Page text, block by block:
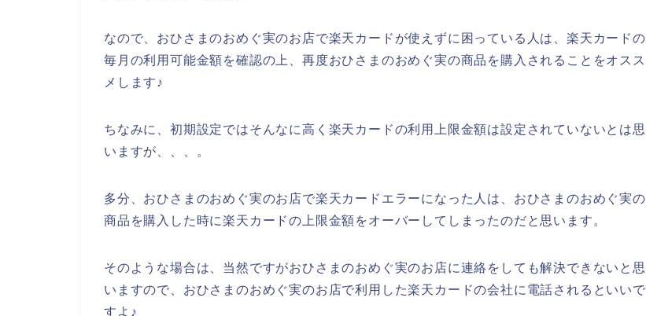
なので、おひさまのおめぐ実のお店で楽天カードが使えずに困っている人は、楽天カードの
毎月の利用可能金額を確認の上、再度おひさまのおめぐ実の商品を購入されることをオスス
メします♪
ちなみに、初期設定ではそんなに高く楽天カードの利用上限金額は設定されていないとは思
いますが、、、。
多分、おひさまのおめぐ実のお店で楽天カードエラーになった人は、おひさまのおめぐ実の
商品を購入した時に楽天カードの上限金額をオーバーしてしまったのだと思います。
そのような場合は、当然ですがおひさまのおめぐ実のお店に連絡をしても解決できないと思
いますので、おひさまのおめぐ実のお店で利用した楽天カードの会社に電話されるといいで
すよ♪